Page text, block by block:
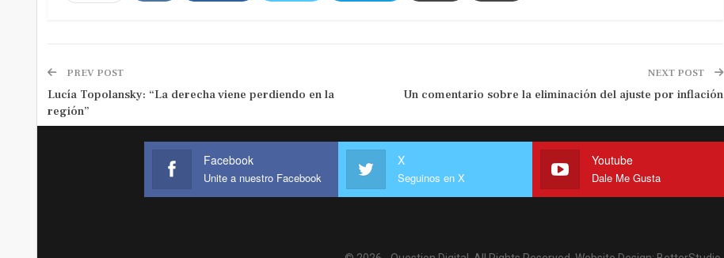
PREV POST
Lucía Topolansky: “La derecha viene perdiendo en la
región”
NEXT POST
Un comentario sobre la eliminación del ajuste por inflación
Facebook
Unite a nuestro Facebook
X
Seguinos en X
Youtube
Dale Me Gusta